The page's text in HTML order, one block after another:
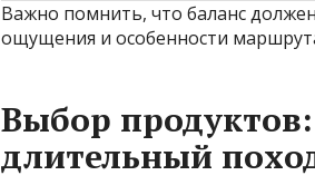
Важно помнить, что баланс
ощущения и особенности
Выбор продуктов:
длительный